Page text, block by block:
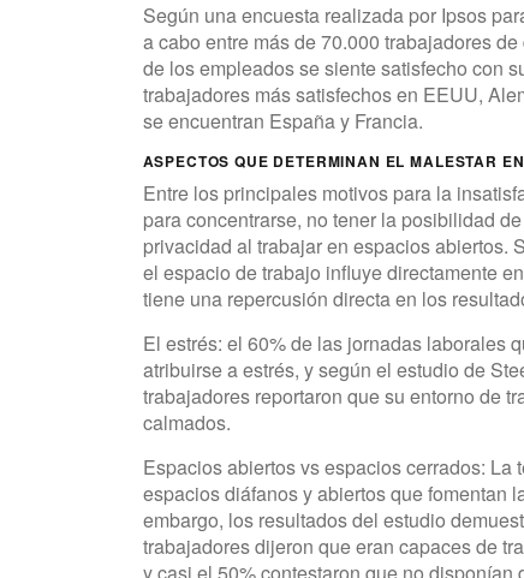
Según una encuesta realizada por Ipsos
a cabo entre más de 70.000 trabajadores
de los empleados se siente satisfecho con
trabajadores más satisfechos en EEUU,
se encuentran España y Francia.
ASPECTOS QUE DETERMINAN EL MALESTAR
Entre los principales motivos para la
para concentrarse, no tener la posibilidad
privacidad al trabajar en espacios abiertos.
el espacio de trabajo influye directamente
tiene una repercusión directa en los
El estrés: el 60% de las jornadas laborales
atribuirse a estrés, y según el estudio de
trabajadores reportaron que su entorno de
calmados.
Espacios abiertos vs espacios cerrados: La
espacios diáfanos y abiertos que fomentan
embargo, los resultados del estudio
trabajadores dijeron que eran capaces de